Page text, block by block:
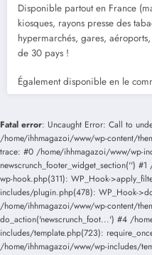
Disponible partout en France
kiosques, rayons presse des
hypermarchés, gares,
de 30 pays !
Également disponible en le
Fatal error: Uncaught Error: Call to
/home/ihhmagazoi/www/wp-content/
trace: #0 /home/ihhmagazoi/www/wp-
newscrunch_footer_widget_section('')
wp-hook.php(311): WP_Hook-
includes/plugin.php(478): WP_Hook-
/home/ihhmagazoi/www/wp-content/
do_action('newscrunch_foot...') #4 /
includes/template.php(723):
/home/ihhmagazoi/www/wp-includes/